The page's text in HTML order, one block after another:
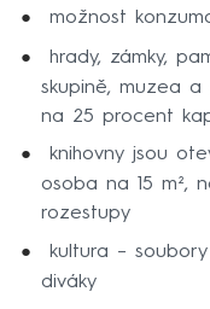
možnost
hrady, zámky,
skupině, muzea
na 25 procent
knihovny jsou
osoba na 15 m²,
rozestupy
kultura –
diváky